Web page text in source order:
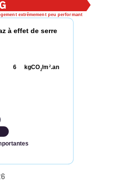
extrêmement peu performant
à effet de serre
kgCO2/m 2.an
6